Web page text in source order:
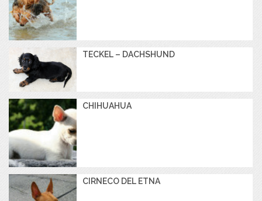
TECKEL – DACHSHUND
CHIHUAHUA
CIRNECO DEL ETNA